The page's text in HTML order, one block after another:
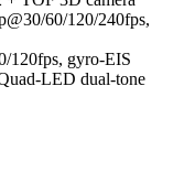
60/120/240fps,
120fps, gyro-EIS
Quad-LED dual-tone